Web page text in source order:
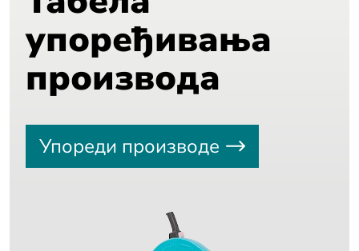
упоређивања
производа
Упореди производе